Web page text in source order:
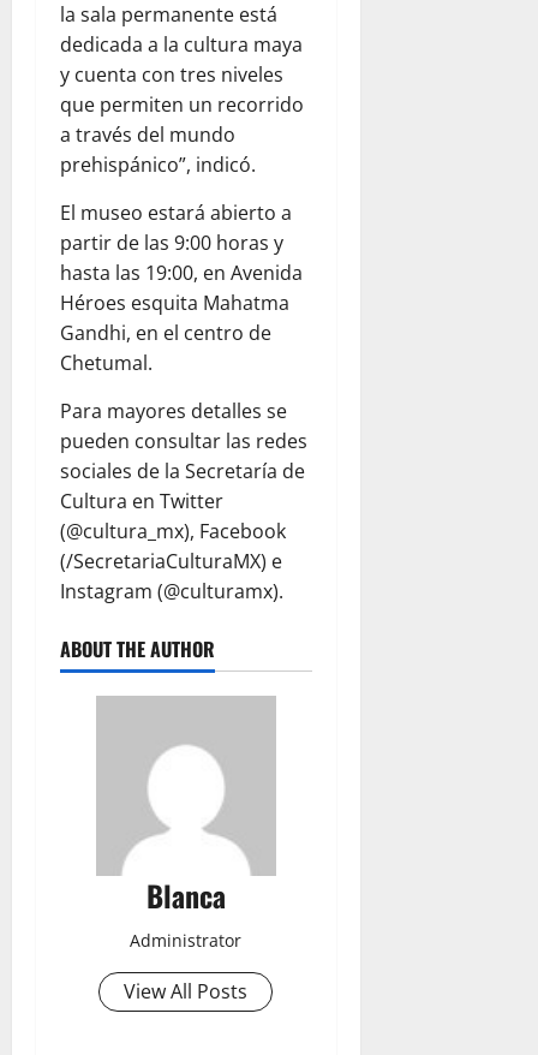
la sala permanente está
dedicada a la cultura maya
y cuenta con tres niveles
que permiten un recorrido
a través del mundo
prehispánico”, indicó.
El museo estará abierto a
partir de las 9:00 horas y
hasta las 19:00, en Avenida
Héroes esquita Mahatma
Gandhi, en el centro de
Chetumal.
Para mayores detalles se
pueden consultar las redes
sociales de la Secretaría de
Cultura en Twitter
(@cultura_mx), Facebook
(/SecretariaCulturaMX) e
Instagram (@culturamx).
ABOUT THE AUTHOR
Blanca
Administrator
View All Posts